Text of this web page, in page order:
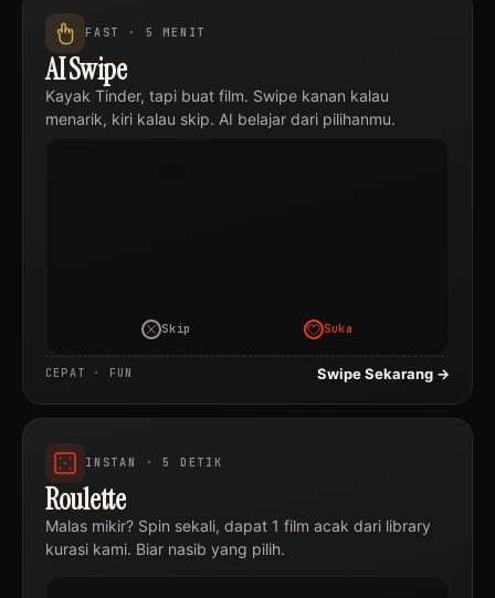
FAST · 5 MENIT
AI Swipe
Kayak Tinder, tapi buat film. Swipe kanan kalau
menarik, kiri kalau skip. AI belajar dari pilihanmu.
Judul
Film
Drakor
·
Skip Suka
CEPAT · FUN Swipe Sekarang →
INSTAN · 5 DETIK
Roulette
Malas mikir? Spin sekali, dapat 1 film acak dari library
kurasi kami. Biar nasib yang pilih.